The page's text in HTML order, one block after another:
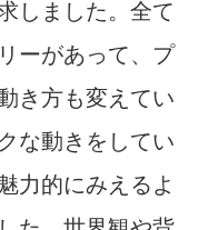
しました。全て
ーがあって、プ
き方も変えてい
な動きをしてい
力的にみえるよ